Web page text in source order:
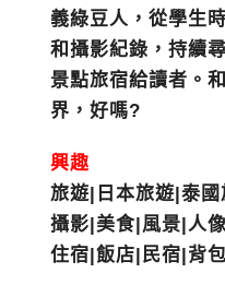
義綠豆人，從學生
和攝影紀錄，持續
景點旅宿給讀者。
界，好嗎?
興趣
旅遊|日本旅遊|泰
攝影|美食|風景|人像
住宿|飯店|民宿|背